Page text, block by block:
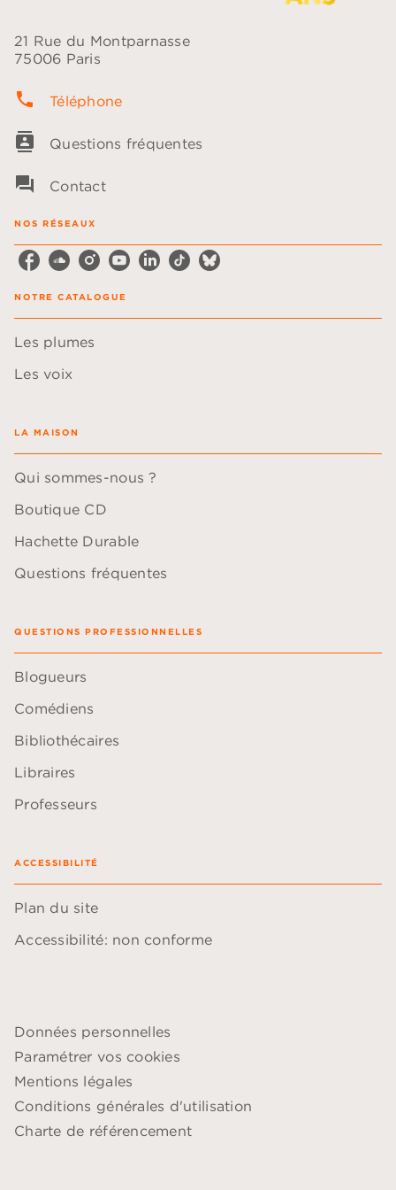
21 Rue du Montparnasse
75006 Paris
phone Téléphone
contacts Questions fréquentes
question_answer Contact
NOS RÉSEAUX
NOTRE CATALOGUE
Les plumes
Les voix
LA MAISON
Qui sommes-nous ?
Boutique CD
Hachette Durable
Questions fréquentes
QUESTIONS PROFESSIONNELLES
Blogueurs
Comédiens
Bibliothécaires
Libraires
Professeurs
ACCESSIBILITÉ
Plan du site
Accessibilité: non conforme
Données personnelles
Paramétrer vos cookies
Mentions légales
Conditions générales d'utilisation
Charte de référencement